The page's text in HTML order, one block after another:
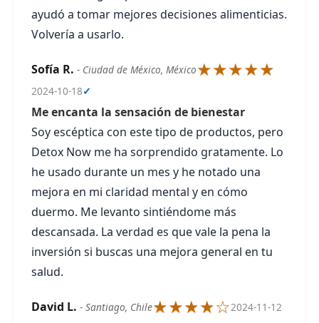
ayudó a tomar mejores decisiones alimenticias.
Volvería a usarlo.
Sofía R. - Ciudad de México, México★★★★★
2024-10-18✓
Me encanta la sensación de bienestar
Soy escéptica con este tipo de productos, pero
Detox Now me ha sorprendido gratamente. Lo
he usado durante un mes y he notado una
mejora en mi claridad mental y en cómo
duermo. Me levanto sintiéndome más
descansada. La verdad es que vale la pena la
inversión si buscas una mejora general en tu
salud.
David L. - Santiago, Chile★★★★☆2024-11-12